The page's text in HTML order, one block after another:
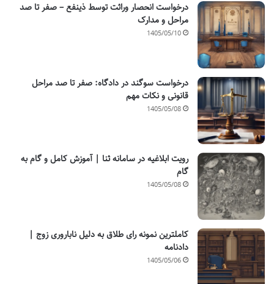
درخواست انحصار وراثت توسط ذینفع – صفر تا صد
مراحل و مدارک
1405/05/10
درخواست سوگند در دادگاه: صفر تا صد مراحل
قانونی و نکات مهم
1405/05/08
رویت ابلاغیه در سامانه ثنا | آموزش کامل و گام به
گام
1405/05/08
کاملترین نمونه رای طلاق به دلیل ناباروری زوج |
دادنامه
1405/05/06